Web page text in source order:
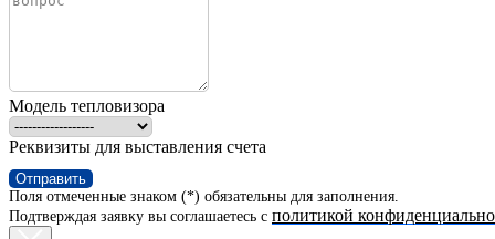
Модель тепловизора
Реквизиты для выставления счета
Отправить
Поля отмеченные знаком (*) обязательны для заполнения.
Подтверждая заявку вы соглашаетесь с политикой